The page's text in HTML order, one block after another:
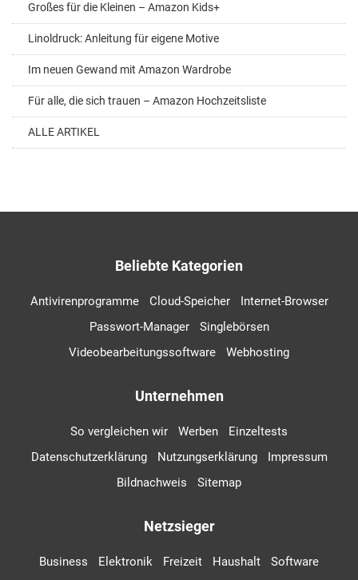
Großes für die Kleinen – Amazon Kids+
Linoldruck: Anleitung für eigene Motive
Im neuen Gewand mit Amazon Wardrobe
Für alle, die sich trauen – Amazon Hochzeitsliste
ALLE ARTIKEL
Beliebte Kategorien
Antivirenprogramme Cloud-Speicher
Internet-Browser
Passwort-Manager
Singlebörsen
Videobearbeitungssoftware
Webhosting
Unternehmen
So vergleichen wir Werben
Einzeltests
Datenschutzerklärung
Nutzungserklärung
Impressum
Bildnachweis
Sitemap
Netzsieger
Business Elektronik Freizeit Haushalt Software